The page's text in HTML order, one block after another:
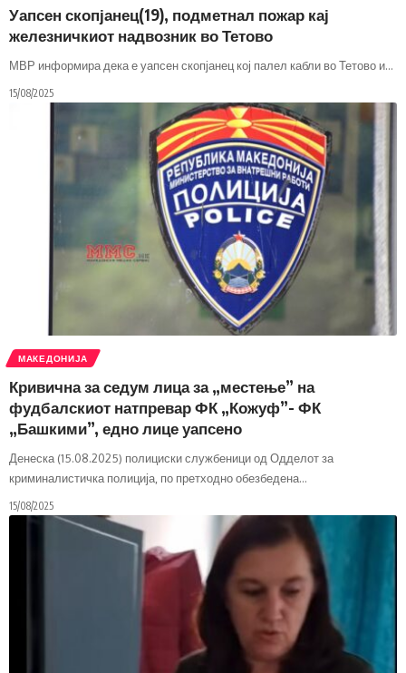
Уапсен скопјанец(19), подметнал пожар кај
железничкиот надвозник во Тетово
МВР информира дека е уапсен скопјанец кој палел кабли во Тетово и…
15/08/2025
МАКЕДОНИЈА
Кривична за седум лица за „местење” на
фудбалскиот натпревар ФК „Кожуф”- ФК
„Башкими”, едно лице уапсено
Денеска (15.08.2025) полициски службеници од Одделот за
криминалистичка полиција, по претходно обезбедена…
15/08/2025